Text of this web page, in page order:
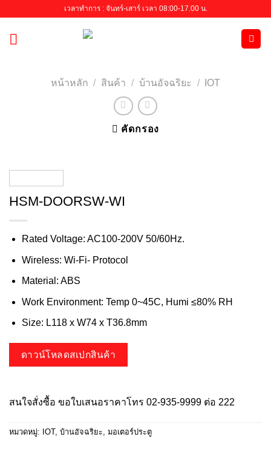
content
เวลาทำการ : จันทร์-เสาร์ เวลา 08:00-17.00 น.
หน้าหลัก / สินค้า / บ้านอัจฉริยะ / IOT
คัดกรอง
HSM-DOORSW-WI
Rated Voltage: AC100-200V 50/60Hz.
Wireless: Wi-Fi- Protocol
Material: ABS
Work Environment: Temp 0~45C, Humi ≤80% RH
Size: L118 x W74 x T36.8mm
ดาวน์โหลดสเปกสินค้า
สนใจสั่งซื้อ ขอใบเสนอราคาโทร 02-935-9999 ต่อ 222
หมวดหมู่: IOT, บ้านอัจฉริยะ มอเตอร์ประตู